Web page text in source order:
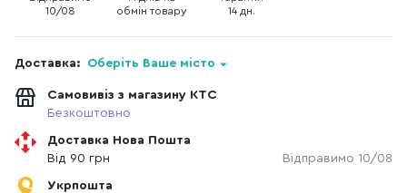
10/08
обмін товару
14 дн.
Доставка: Оберіть Ваше місто
Самовивіз з магазину КТС
Безкоштовно
Доставка Нова Пошта
Від 90 грн
Відправимо 10/08
Укрпошта